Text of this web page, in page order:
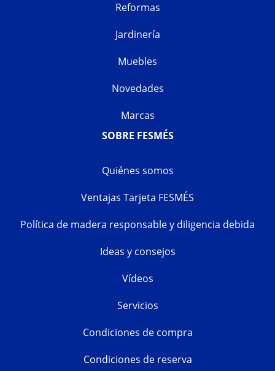
Reformas
Jardinería
Muebles
Novedades
Marcas
SOBRE FESMÉS
Quiénes somos
Ventajas Tarjeta FESMÉS
Política de madera responsable y diligencia debida
Ideas y consejos
Vídeos
Servicios
Condiciones de compra
Condiciones de reserva